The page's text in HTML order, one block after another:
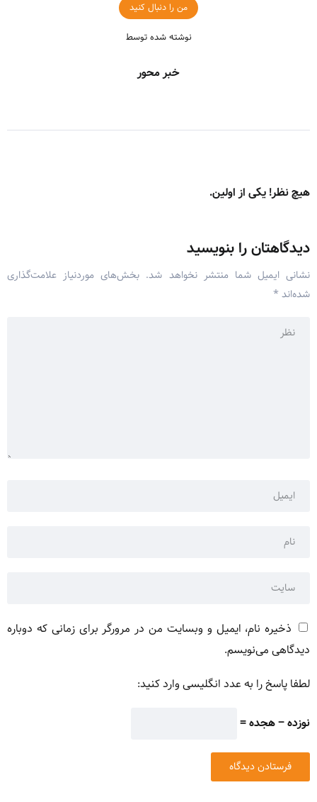
من را دنبال کنید
نوشته شده توسط
خبر محور
هیچ نظر! یکی از اولین.
دیدگاهتان را بنویسید
نشانی ایمیل شما منتشر نخواهد شد. بخش‌های موردنیاز علامت‌گذاری
شده‌اند *
ذخیره نام، ایمیل و وبسایت من در مرورگر برای زمانی که دوباره
دیدگاهی می‌نویسم.
لطفا پاسخ را به عدد انگلیسی وارد کنید:
نوزده − هجده =